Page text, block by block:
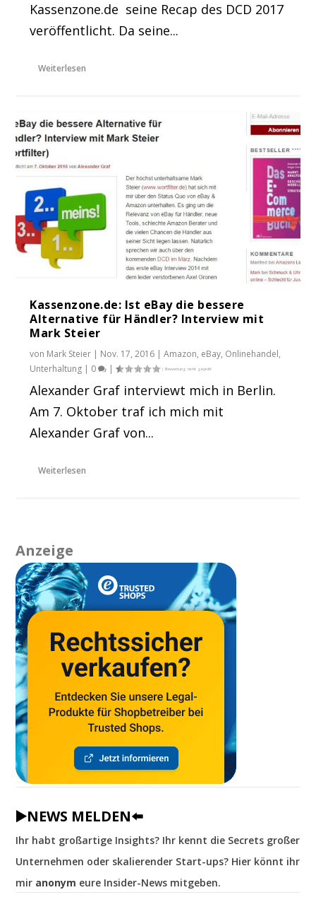
Kassenzone.de seine Recap des DCD 2017
veröffentlicht. Da seine...
Weiterlesen
Kassenzone.de: Ist eBay die bessere
Alternative für Händler? Interview mit
Mark Steier
von Mark Steier | Nov. 17, 2016 |Amazon, eBay, Onlinehandel,
Unterhaltung | 0 |
Alexander Graf interviewt mich in Berlin.
Am 7. Oktober traf ich mich mit
Alexander Graf von...
Weiterlesen
Anzeige
▶️NEWS MELDEN⬅️
Ihr habt großartige Insights? Ihr kennt die Secrets großer
Unternehmen oder skalierender Start-ups? Hier könnt ihr
mir anonym eure Insider-News mitgeben.